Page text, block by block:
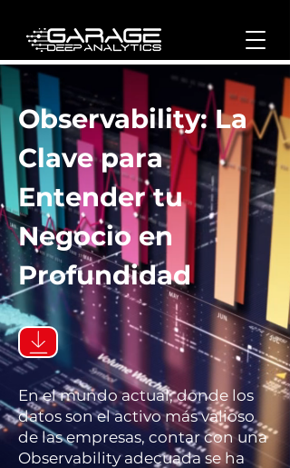
Observability: La
Clave para
Entender tu
Negocio en
Profundidad
En el mundo actual, donde los
datos son el activo más valioso
de las empresas, contar con una
Observability adecuada se ha